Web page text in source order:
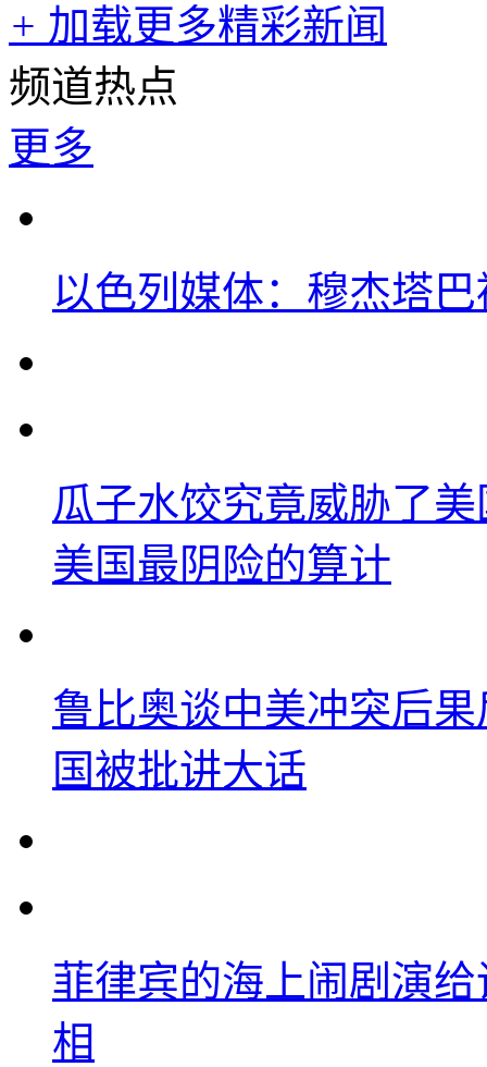
+ 加载更多精彩新闻
频道热点
更多
以色列媒体：穆杰塔
瓜子水饺究竟威胁了
美国最阴险的算计
鲁比奥谈中美冲突后
国被批讲大话
菲律宾的海上闹剧演
相